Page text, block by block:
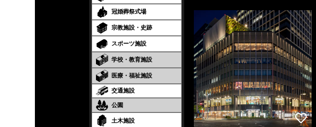
冠婚葬祭式場
宗教施設・史跡
スポーツ施設
学校・教育施設
医療・福祉施設
交通施設
公園
土木施設